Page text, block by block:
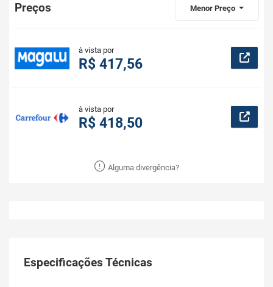
Preços Menor Preço
à vista por
R$ 417,56
à vista por
R$ 418,50
Alguma divergência?
Especificações Técnicas